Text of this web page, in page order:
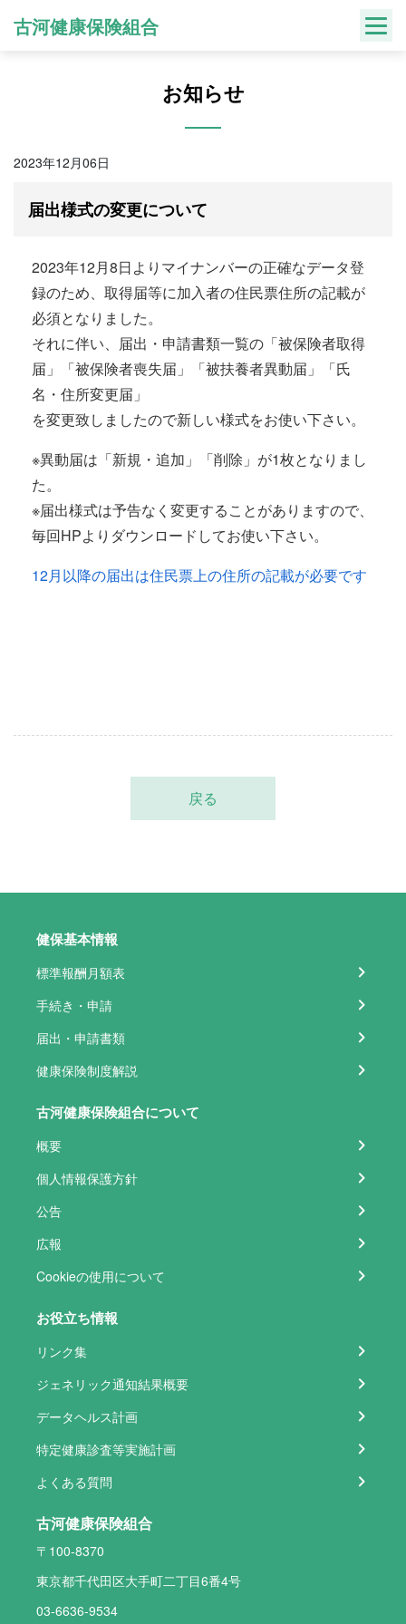
古河健康保険組合
お知らせ
2023年12月06日
届出様式の変更について
2023年12月8日よりマイナンバーの正確なデータ登
録のため、取得届等に加入者の住民票住所の記載が
必須となりました。
それに伴い、届出・申請書類一覧の「被保険者取得
届」「被保険者喪失届」「被扶養者異動届」「氏
名・住所変更届」
を変更致しましたので新しい様式をお使い下さい。
※異動届は「新規・追加」「削除」が1枚となりまし
た。
※届出様式は予告なく変更することがありますので、
毎回HPよりダウンロードしてお使い下さい。
12月以降の届出は住民票上の住所の記載が必要です
戻る
健保基本情報
標準報酬月額表
手続き・申請
届出・申請書類
健康保険制度解説
古河健康保険組合について
概要
個人情報保護方針
公告
広報
Cookieの使用について
お役立ち情報
リンク集
ジェネリック通知結果概要
データヘルス計画
特定健康診査等実施計画
よくある質問
古河健康保険組合
〒100-8370
東京都千代田区大手町二丁目6番4号
03-6636-9534